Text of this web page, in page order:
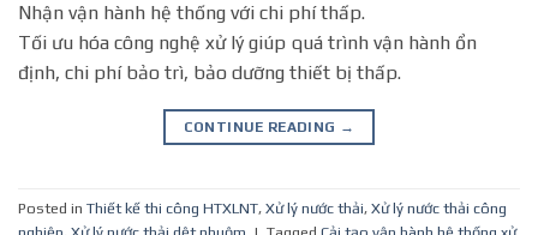
Nhận vận hành hệ thống với chi phí thấp.
Tối ưu hóa công nghệ xử lý giúp quá trình vận hành ổn
định, chi phí bảo trì, bảo dưỡng thiết bị thấp.
CONTINUE READING →
Posted in Thiết kế thi công HTXLNT, Xử lý nước thải, Xử lý nước thải công